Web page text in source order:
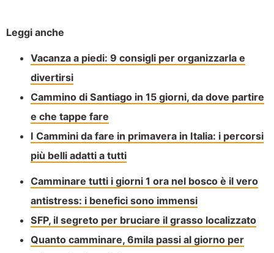
Leggi anche
Vacanza a piedi: 9 consigli per organizzarla e
divertirsi
Cammino di Santiago in 15 giorni, da dove partire
e che tappe fare
I Cammini da fare in primavera in Italia: i percorsi
più belli adatti a tutti
Camminare tutti i giorni 1 ora nel bosco è il vero
antistress: i benefici sono immensi
SFP, il segreto per bruciare il grasso localizzato
Quanto camminare, 6mila passi al giorno per